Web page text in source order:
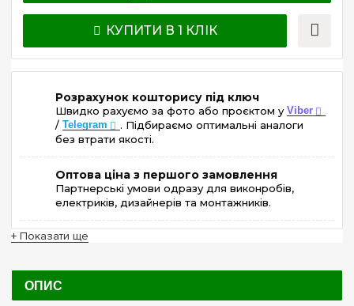
КУПИТИ В 1 КЛІК
Розрахунок кошторису під ключ
Швидко рахуємо за фото або проєктом у Viber
/ Telegram
. Підбираємо оптимальні аналоги
без втрати якості.
Оптова ціна з першого замовлення
Партнерські умови одразу для виконробів,
електриків, дизайнерів та монтажників.
+ Показати ще
ОПИС